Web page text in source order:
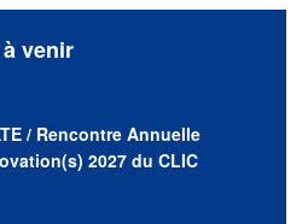
venir
/ Rencontre Annuelle
2027 du CLIC